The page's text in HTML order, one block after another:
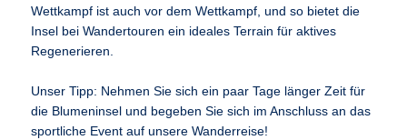
Wettkampf ist auch vor dem Wettkampf, und so bietet die
Insel bei Wandertouren ein ideales Terrain für aktives
Regenerieren.
Unser Tipp: Nehmen Sie sich ein paar Tage länger Zeit für
die Blumeninsel und begeben Sie sich im Anschluss an das
sportliche Event auf unsere Wanderreise!